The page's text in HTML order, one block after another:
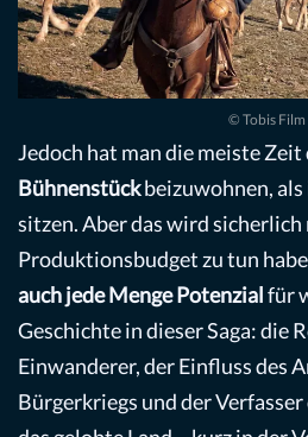
© Tobis Film
Jedoch hat man die meiste Zeit
Bühnenstückbeizuwohnen, als
sitzen. Aber das wird
Produktionsbudget zu tun
auch jede Menge Potenzialfür
Geschichte in dieser Saga: die
Einwanderer, der Einfluss des
Bürgerkriegs und der